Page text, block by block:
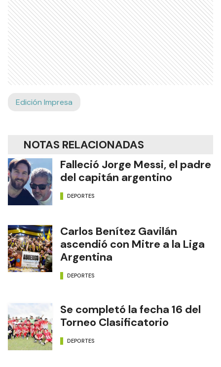
Edición Impresa
NOTAS RELACIONADAS
Falleció Jorge Messi, el padre
del capitán argentino
DEPORTES
Carlos Benítez Gavilán
ascendió con Mitre a la Liga
Argentina
DEPORTES
Se completó la fecha 16 del
Torneo Clasificatorio
DEPORTES